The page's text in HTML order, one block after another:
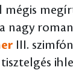
mégis
nagy
III.